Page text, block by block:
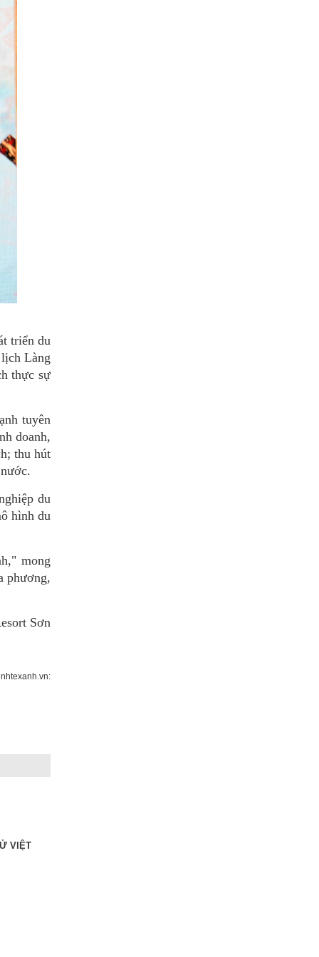
triển du
Làng
thực sự
tuyên
doanh,
thu hút
du
hình du
mong
phương,
Sơn
VIỆT